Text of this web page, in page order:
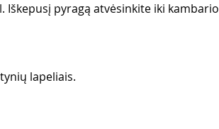
Iškepusį pyragą atvėsinkite iki kambario
lapeliais.